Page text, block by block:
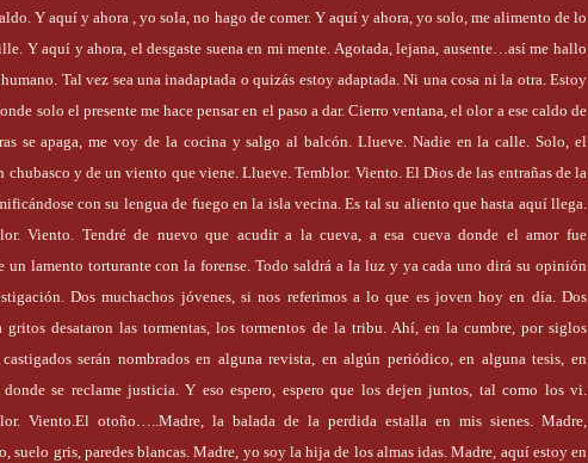
Y aquí y ahora , yo sola, no hago de comer. Y aquí y ahora, yo solo, me alimento de lo
Y aquí y ahora, el desgaste suena en mi mente. Agotada, lejana, ausente…así me hallo
humano. Tal vez sea una inadaptada o quizás estoy adaptada. Ni una cosa ni la otra. Estoy
solo el presente me hace pensar en el paso a dar. Cierro ventana, el olor a ese caldo de
se apaga, me voy de la cocina y salgo al balcón. Llueve. Nadie en la calle. Solo, el
chubasco y de un viento que viene. Llueve. Temblor. Viento. El Dios de las entrañas de la
con su lengua de fuego en la isla vecina. Es tal su aliento que hasta aquí llega.
Viento. Tendré de nuevo que acudir a la cueva, a esa cueva donde el amor fue
un lamento torturante con la forense. Todo saldrá a la luz y ya cada uno dirá su opinión
Dos muchachos jóvenes, si nos referimos a lo que es joven hoy en día. Dos
gritos desataron las tormentas, los tormentos de la tribu. Ahí, en la cumbre, por siglos
castigados serán nombrados en alguna revista, en algún periódico, en alguna tesis, en
se reclame justicia. Y eso espero, espero que los dejen juntos, tal como los vi.
Viento.El otoño…..Madre, la balada de la perdida estalla en mis sienes. Madre,
suelo gris, paredes blancas. Madre, yo soy la hija de los almas idas. Madre, aquí estoy en